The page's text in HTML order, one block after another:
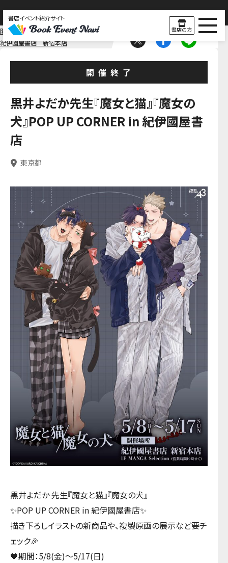
書店イベント紹介サイト
書店の方
関東
東京
紀伊國屋書店 新宿本店
開催終了
黒井よだか先生『魔女と猫』『魔女の
犬』POP UP CORNER in 紀伊國屋書
店
東京都
黒井よだか 先生『魔女と猫』『魔女の犬』
✨POP UP CORNER in 紀伊國屋書店✨
描き下ろしイラストの新商品や、複製原画の展示など要チ
ェック🎉
🖤期間：5/8(金)～5/17(日)